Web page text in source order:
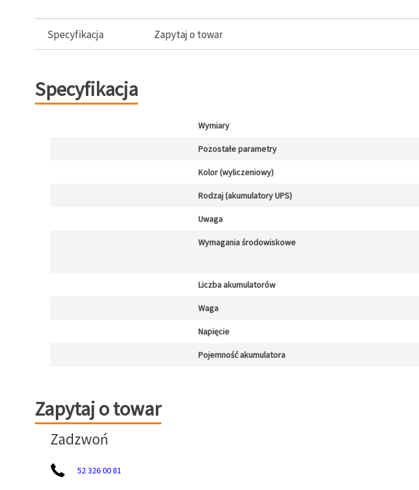
Specyfikacja Zapytaj o towar
Specyfikacja
Wymiary
Pozostałe parametry
Kolor (wyliczeniowy)
Rodzaj (akumulatory UPS)
Uwaga
Wymagania środowiskowe
Liczba akumulatorów
Waga
Napięcie
Pojemność akumulatora
Zapytaj o towar
Zapytaj o towar
Zadzwoń
52 326 00 81